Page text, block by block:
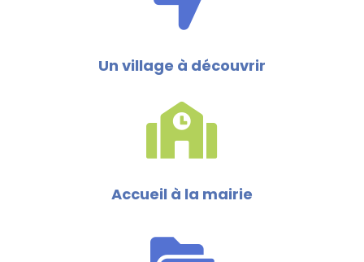
Un village à découvrir
Accueil à la mairie